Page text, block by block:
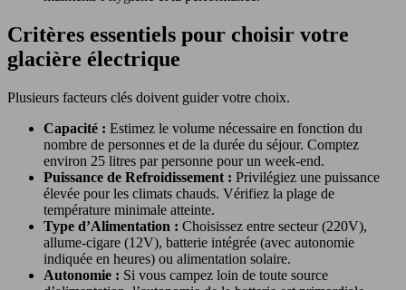
Critères essentiels pour choisir votre
glacière électrique
Plusieurs facteurs clés doivent guider votre choix.
Capacité : Estimez le volume nécessaire en fonction du
nombre de personnes et de la durée du séjour. Comptez
environ 25 litres par personne pour un week-end.
Puissance de Refroidissement : Privilégiez une puissance
élevée pour les climats chauds. Vérifiez la plage de
température minimale atteinte.
Type d’Alimentation : Choisissez entre secteur (220V),
allume-cigare (12V), batterie intégrée (avec autonomie
indiquée en heures) ou alimentation solaire.
Autonomie : Si vous campez loin de toute source